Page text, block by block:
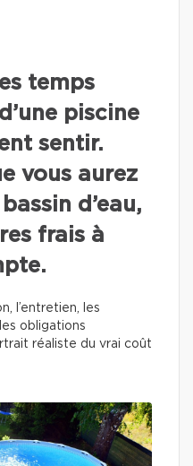
temps
piscine
sentir.
vous aurez
d’eau,
frais à
l’entretien, les
obligations
réaliste du vrai coût